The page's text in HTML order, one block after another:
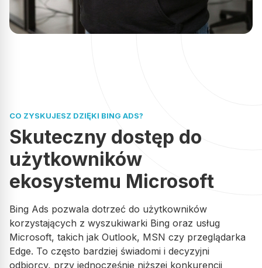
CO ZYSKUJESZ DZIĘKI BING ADS?
Skuteczny dostęp do
użytkowników
ekosystemu Microsoft
Bing Ads pozwala dotrzeć do użytkowników
korzystających z wyszukiwarki Bing oraz usług
Microsoft, takich jak Outlook, MSN czy przeglądarka
Edge. To często bardziej świadomi i decyzyjni
odbiorcy, przy jednocześnie niższej konkurencji
Świetna współpraca od początku do końca. Wszystko
dopięte na ostatni guzik, pełen profesjonalizm.
MO
Michał Opałka
Z bardzo długiego doświadczenia z Adsymalnie, mogę
polecić w 100%, pełen profesjonalizm, jakość usług i dbałość
o Klienta na najwyższym poziomie.
Opublikowano w Google
DH
Dawid Hild